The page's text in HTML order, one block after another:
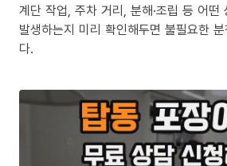
계단 작업, 주차 거리, 분해·조립 등 어떤
발생하는지 미리 확인해두면 불필요한
다.